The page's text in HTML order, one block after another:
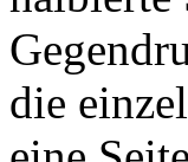
die